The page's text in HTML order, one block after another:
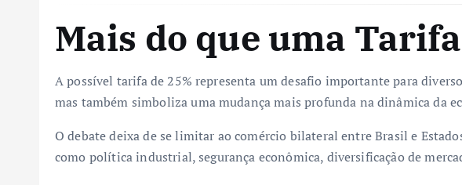
Mais do que uma Tarifa
A possível tarifa de 25% representa um desafio importante para
mas também simboliza uma mudança mais profunda na dinâmica da
O debate deixa de se limitar ao comércio bilateral entre Brasil e
como política industrial, segurança econômica, diversificação de